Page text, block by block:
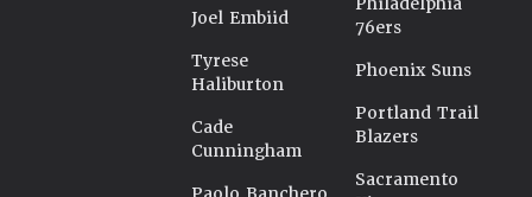
Joel Embiid
Tyrese
Haliburton
Cade
Cunningham
76ers
Phoenix Suns
Portland Trail
Blazers
Sacramento